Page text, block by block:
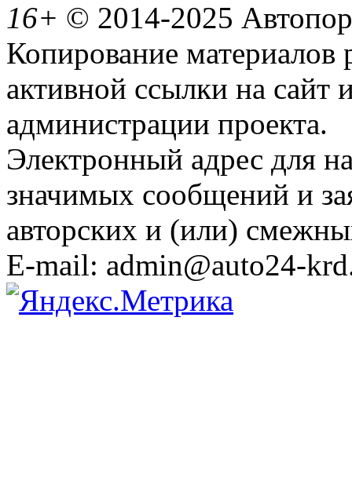
16+ © 2014-2025
Копирование материалов
активной ссылки на сайт
администрации проекта.
Электронный адрес для
значимых сообщений и
авторских и (или)
E-mail: admin@auto24-